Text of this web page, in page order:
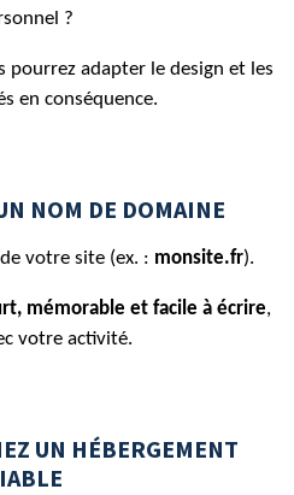
?
pourrez adapter le design et les
en conséquence.
NOM DE DOMAINE
de votre site (ex. : monsite.fr).
mémorable et facile à écrire,
votre activité.
UN HÉBERGEMENT